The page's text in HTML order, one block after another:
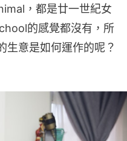
，都是廿一世紀女
的感覺都沒有，所
生意是如何運作的呢？